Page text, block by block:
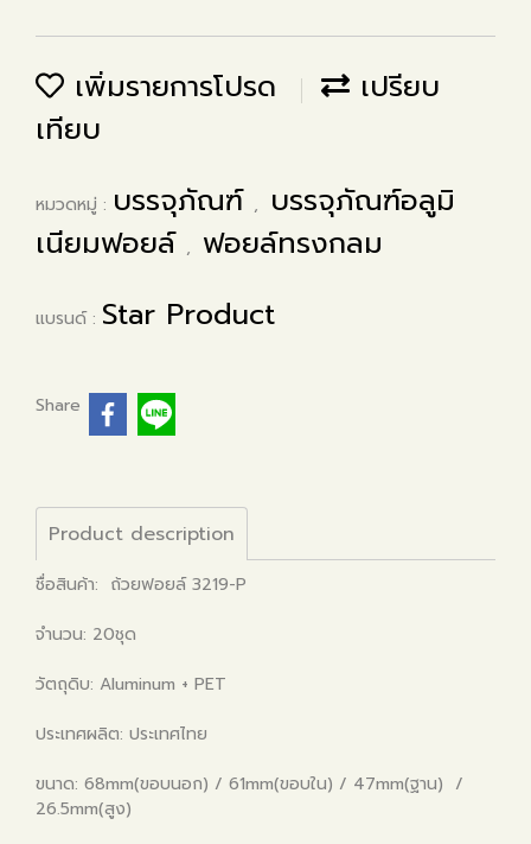
เพิ่มรายการโปรด
เปรียบ
เทียบ
หมวดหมู่ : บรรจุภัณฑ์ ,
บรรจุภัณฑ์อลูมิ
เนียมฟอยล์ , ฟอยล์ทรงกลม
แบรนด์ : Star Product
Share
Product description
ชื่อสินค้า: ถ้วยฟอยล์ 3219-P
จำนวน: 20ชุด
วัตถุดิบ: Aluminum + PET
ประเทศผลิต: ประเทศไทย
ขนาด: 68mm(ขอบนอก) / 61mm(ขอบใน) / 47mm(ฐาน) /
26.5mm(สูง)